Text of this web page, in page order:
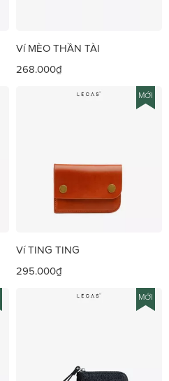
Ví MÈO THẦN TÀI
268.000₫
MỚI
Ví TING TING
295.000₫
MỚI